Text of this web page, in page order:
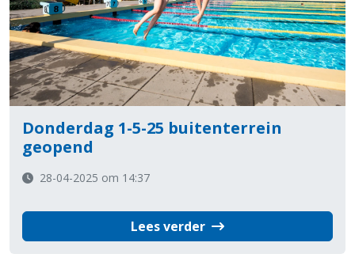
Donderdag 1-5-25 buitenterrein
geopend
28-04-2025 om 14:37
Lees verder